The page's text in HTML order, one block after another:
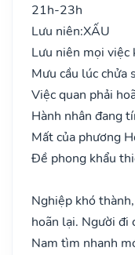
21h-23h
Lưu niên:XẤU
Lưu niên mọi việc
Mưu cầu lúc chửa
Việc quan phải
Hành nhân đang
Mất của phương
Đề phong khẩu
Nghiệp khó
hoãn lại. Người đi
Nam tìm nhanh